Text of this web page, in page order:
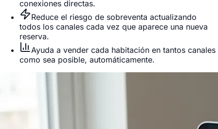
conexiones directas.
Reduce el riesgo de sobreventa actualizando
todos los canales cada vez que aparece una nueva
reserva.
Ayuda a vender cada habitación en tantos canales
como sea posible, automáticamente.